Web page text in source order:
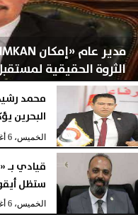
الثروة الحقيقية
الخميس، 6 أغسطس 2026 08:28 مـ
محمد
البحرين
الخميس، 6 أغسطس 2026
قيادي بـ
ستظل
الخميس، 6 أغسطس 2026